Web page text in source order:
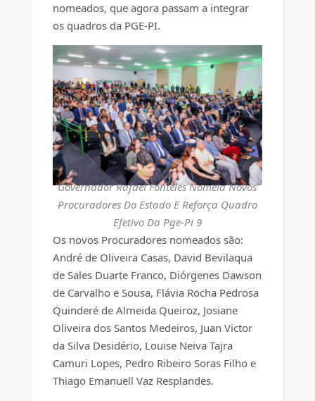
nomeados, que agora passam a integrar
os quadros da PGE-PI.
Governador Rafael Fonteles Nomeia Novos
Procuradores Do Estado E Reforça Quadro
Efetivo Da Pge-Pi 9
Os novos Procuradores nomeados são:
André de Oliveira Casas, David Bevilaqua
de Sales Duarte Franco, Diórgenes Dawson
de Carvalho e Sousa, Flávia Rocha Pedrosa
Quinderé de Almeida Queiroz, Josiane
Oliveira dos Santos Medeiros, Juan Victor
da Silva Desidério, Louise Neiva Tajra
Camuri Lopes, Pedro Ribeiro Soras Filho e
Thiago Emanuell Vaz Resplandes.